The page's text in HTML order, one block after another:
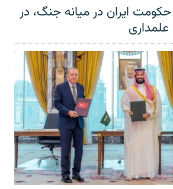
ایران در میانه جنگ، در